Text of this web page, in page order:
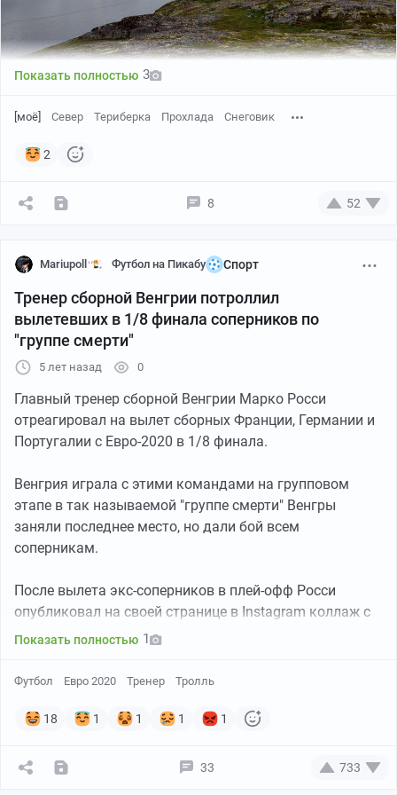
хорошую прибыль уже в первый год работы?
Показать полностью 3
[моё] Север Териберка Прохлада Снеговик
2
8 52
Mariupoll Футбол на Пикабу Спорт
Тренер сборной Венгрии потроллил
вылетевших в 1/8 финала соперников по
"группе смерти"
5 лет назад 0
Главный тренер сборной Венгрии Марко Росси
отреагировал на вылет сборных Франции, Германии и
Португалии с Евро-2020 в 1/8 финала.
Венгрия играла с этими командами на групповом
этапе в так называемой "группе смерти" Венгры
заняли последнее место, но дали бой всем
соперникам.
После вылета экс-соперников в плей-офф Росси
опубликовал на своей странице в Instagram коллаж с
самим собой в компании Криштиану Роналду, Килиана
венгерской национальной команды.
Показать полностью 1
Футбол Евро 2020 Тренер Тролль
18 1 1 1 1
33 733